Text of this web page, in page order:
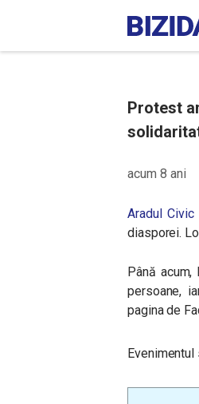
Protest
acum 8 ani
Aradul
diasporei.
Până
persoane,
pagina de